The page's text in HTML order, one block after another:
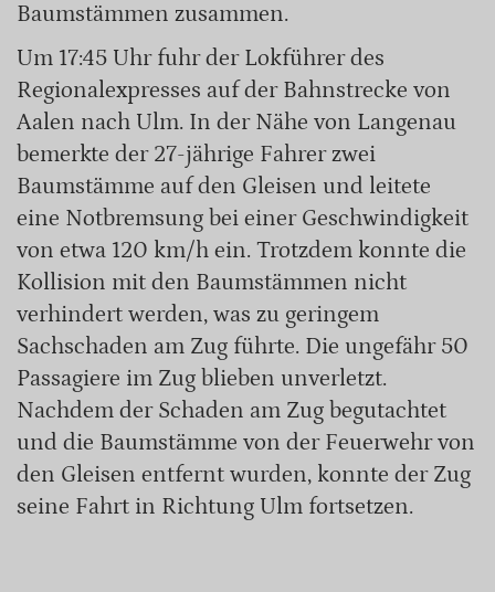
Baumstämmen zusammen.
Um 17:45 Uhr fuhr der Lokführer des
Regionalexpresses auf der Bahnstrecke von
Aalen nach Ulm. In der Nähe von Langenau
bemerkte der 27-jährige Fahrer zwei
Baumstämme auf den Gleisen und leitete
eine Notbremsung bei einer Geschwindigkeit
von etwa 120 km/h ein. Trotzdem konnte die
Kollision mit den Baumstämmen nicht
verhindert werden, was zu geringem
Sachschaden am Zug führte. Die ungefähr 50
Passagiere im Zug blieben unverletzt.
Nachdem der Schaden am Zug begutachtet
und die Baumstämme von der Feuerwehr von
den Gleisen entfernt wurden, konnte der Zug
seine Fahrt in Richtung Ulm fortsetzen.